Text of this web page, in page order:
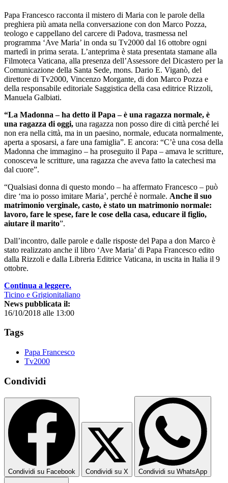
Papa Francesco racconta il mistero di Maria con le parole della
preghiera più amata nella conversazione con don Marco Pozza,
teologo e cappellano del carcere di Padova, trasmessa nel
programma ‘Ave Maria’ in onda su Tv2000 dal 16 ottobre ogni
martedì in prima serata. L’anteprima è stata presentata stamane alla
Filmoteca Vaticana, alla presenza dell’Assessore del Dicastero per la
Comunicazione della Santa Sede, mons. Dario E. Viganò, del
direttore di Tv2000, Vincenzo Morgante, di don Marco Pozza e
della responsabile editoriale Saggistica della casa editrice Rizzoli,
Manuela Galbiati.
“La Madonna – ha detto il Papa – è una ragazza normale, è
una ragazza di oggi, una ragazza non posso dire di città perché lei
non era nella città, ma in un paesino, normale, educata normalmente,
aperta a sposarsi, a fare una famiglia”. E ancora: “C’è una cosa della
Madonna che immagino – ha proseguito il Papa – amava le scritture,
conosceva le scritture, una ragazza che aveva fatto la catechesi ma
dal cuore”.
“Qualsiasi donna di questo mondo – ha affermato Francesco – può
dire ‘ma io posso imitare Maria’, perché è normale. Anche il suo
matrimonio verginale, casto, è stato un matrimonio normale:
lavoro, fare le spese, fare le cose della casa, educare il figlio,
aiutare il marito”.
Dall’incontro, dalle parole e dalle risposte del Papa a don Marco è
stato realizzato anche il libro ‘Ave Maria’ di Papa Francesco edito
dalla Rizzoli e dalla Libreria Editrice Vaticana, in uscita in Italia il 9
ottobre.
Continua a leggere.
Ticino e Grigionitaliano
News pubblicata il:
16/10/2018 alle 13:00
Tags
Papa Francesco
Tv2000
Condividi
Condividi su Facebook Condividi su X Condividi su WhatsApp